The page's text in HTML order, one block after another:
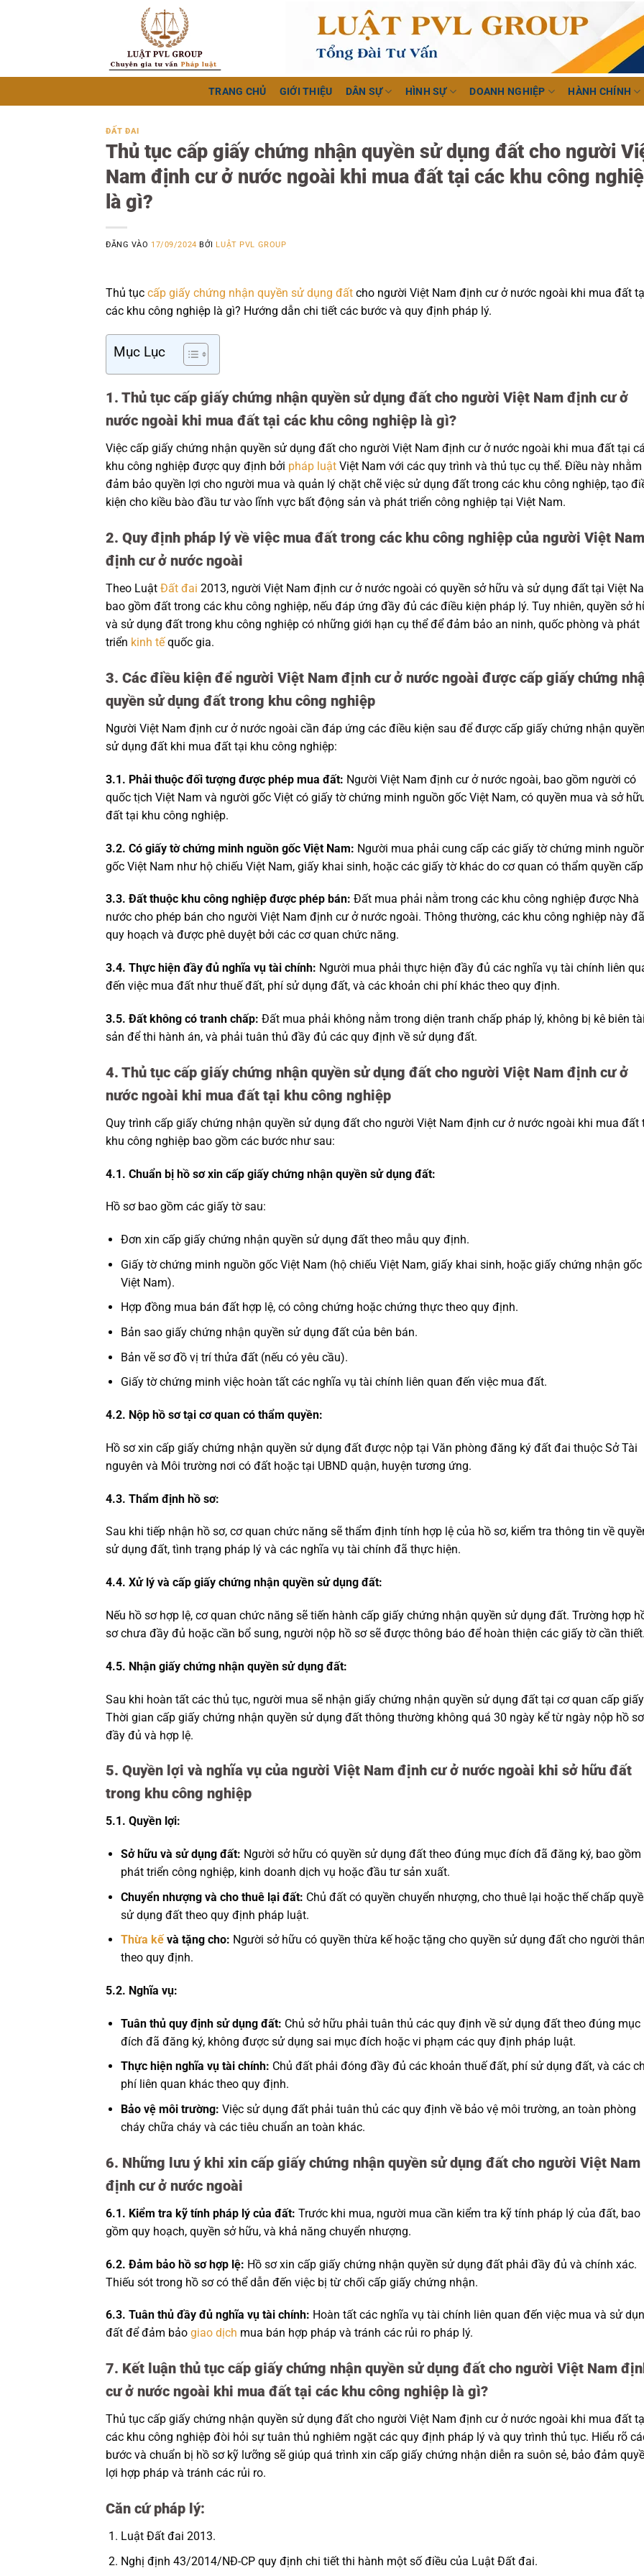
TRANG CHỦ GIỚI THIỆU DÂN SỰ HÌNH SỰ DOANH NGHIỆP HÀNH CHÍNH
ĐẤT ĐAI
Thủ tục cấp giấy chứng nhận quyền sử dụng đất cho người
Nam định cư ở nước ngoài khi mua đất tại các khu công
là gì?
ĐĂNG VÀO 17/09/2024 BỞI LUẬT PVL GROUP
Thủ tục cấp giấy chứng nhận quyền sử dụng đất cho người Việt Nam định cư ở nước ngoài khi mua đất
các khu công nghiệp là gì? Hướng dẫn chi tiết các bước và quy định pháp lý.
Mục Lục
1. Thủ tục cấp giấy chứng nhận quyền sử dụng đất cho người Việt Nam định cư ở
nước ngoài khi mua đất tại các khu công nghiệp là gì?
Việc cấp giấy chứng nhận quyền sử dụng đất cho người Việt Nam định cư ở nước ngoài khi mua đất tại
khu công nghiệp được quy định bởi pháp luật Việt Nam với các quy trình và thủ tục cụ thể. Điều này nhằm
đảm bảo quyền lợi cho người mua và quản lý chặt chẽ việc sử dụng đất trong các khu công nghiệp, tạo
kiện cho kiều bào đầu tư vào lĩnh vực bất động sản và phát triển công nghiệp tại Việt Nam.
2. Quy định pháp lý về việc mua đất trong các khu công nghiệp của người Việt Nam
định cư ở nước ngoài
Theo Luật Đất đai 2013, người Việt Nam định cư ở nước ngoài có quyền sở hữu và sử dụng đất tại Việt
bao gồm đất trong các khu công nghiệp, nếu đáp ứng đầy đủ các điều kiện pháp lý. Tuy nhiên, quyền sở
và sử dụng đất trong khu công nghiệp có những giới hạn cụ thể để đảm bảo an ninh, quốc phòng và phát
triển kinh tếquốc gia.
3. Các điều kiện để người Việt Nam định cư ở nước ngoài được cấp giấy chứng
quyền sử dụng đất trong khu công nghiệp
Người Việt Nam định cư ở nước ngoài cần đáp ứng các điều kiện sau để được cấp giấy chứng nhận quyền
sử dụng đất khi mua đất tại khu công nghiệp:
3.1. Phải thuộc đối tượng được phép mua đất: Người Việt Nam định cư ở nước ngoài, bao gồm người có
quốc tịch Việt Nam và người gốc Việt có giấy tờ chứng minh nguồn gốc Việt Nam, có quyền mua và sở
đất tại khu công nghiệp.
3.2. Có giấy tờ chứng minh nguồn gốc Việt Nam: Người mua phải cung cấp các giấy tờ chứng minh
gốc Việt Nam như hộ chiếu Việt Nam, giấy khai sinh, hoặc các giấy tờ khác do cơ quan có thẩm quyền
3.3. Đất thuộc khu công nghiệp được phép bán: Đất mua phải nằm trong các khu công nghiệp được Nhà
nước cho phép bán cho người Việt Nam định cư ở nước ngoài. Thông thường, các khu công nghiệp này
quy hoạch và được phê duyệt bởi các cơ quan chức năng.
3.4. Thực hiện đầy đủ nghĩa vụ tài chính: Người mua phải thực hiện đầy đủ các nghĩa vụ tài chính liên
đến việc mua đất như thuế đất, phí sử dụng đất, và các khoản chi phí khác theo quy định.
3.5. Đất không có tranh chấp: Đất mua phải không nằm trong diện tranh chấp pháp lý, không bị kê biên tài
sản để thi hành án, và phải tuân thủ đầy đủ các quy định về sử dụng đất.
4. Thủ tục cấp giấy chứng nhận quyền sử dụng đất cho người Việt Nam định cư ở
nước ngoài khi mua đất tại khu công nghiệp
Quy trình cấp giấy chứng nhận quyền sử dụng đất cho người Việt Nam định cư ở nước ngoài khi mua đất
khu công nghiệp bao gồm các bước như sau:
4.1. Chuẩn bị hồ sơ xin cấp giấy chứng nhận quyền sử dụng đất:
Hồ sơ bao gồm các giấy tờ sau:
Đơn xin cấp giấy chứng nhận quyền sử dụng đất theo mẫu quy định.
Giấy tờ chứng minh nguồn gốc Việt Nam (hộ chiếu Việt Nam, giấy khai sinh, hoặc giấy chứng nhận gốc
Việt Nam).
Hợp đồng mua bán đất hợp lệ, có công chứng hoặc chứng thực theo quy định.
Bản sao giấy chứng nhận quyền sử dụng đất của bên bán.
Bản vẽ sơ đồ vị trí thửa đất (nếu có yêu cầu).
Giấy tờ chứng minh việc hoàn tất các nghĩa vụ tài chính liên quan đến việc mua đất.
4.2. Nộp hồ sơ tại cơ quan có thẩm quyền:
Hồ sơ xin cấp giấy chứng nhận quyền sử dụng đất được nộp tại Văn phòng đăng ký đất đai thuộc Sở Tài
nguyên và Môi trường nơi có đất hoặc tại UBND quận, huyện tương ứng.
4.3. Thẩm định hồ sơ:
Sau khi tiếp nhận hồ sơ, cơ quan chức năng sẽ thẩm định tính hợp lệ của hồ sơ, kiểm tra thông tin về
sử dụng đất, tình trạng pháp lý và các nghĩa vụ tài chính đã thực hiện.
4.4. Xử lý và cấp giấy chứng nhận quyền sử dụng đất:
Nếu hồ sơ hợp lệ, cơ quan chức năng sẽ tiến hành cấp giấy chứng nhận quyền sử dụng đất. Trường hợp
sơ chưa đầy đủ hoặc cần bổ sung, người nộp hồ sơ sẽ được thông báo để hoàn thiện các giấy tờ cần thiết.
4.5. Nhận giấy chứng nhận quyền sử dụng đất:
Sau khi hoàn tất các thủ tục, người mua sẽ nhận giấy chứng nhận quyền sử dụng đất tại cơ quan cấp
Thời gian cấp giấy chứng nhận quyền sử dụng đất thông thường không quá 30 ngày kể từ ngày nộp hồ sơ
đầy đủ và hợp lệ.
5. Quyền lợi và nghĩa vụ của người Việt Nam định cư ở nước ngoài khi sở hữu đất
trong khu công nghiệp
5.1. Quyền lợi:
Sở hữu và sử dụng đất: Người sở hữu có quyền sử dụng đất theo đúng mục đích đã đăng ký, bao gồm
phát triển công nghiệp, kinh doanh dịch vụ hoặc đầu tư sản xuất.
Chuyển nhượng và cho thuê lại đất: Chủ đất có quyền chuyển nhượng, cho thuê lại hoặc thế chấp
sử dụng đất theo quy định pháp luật.
Thừa kếvà tặng cho: Người sở hữu có quyền thừa kế hoặc tặng cho quyền sử dụng đất cho người thân
theo quy định.
5.2. Nghĩa vụ:
Tuân thủ quy định sử dụng đất: Chủ sở hữu phải tuân thủ các quy định về sử dụng đất theo đúng mục
đích đã đăng ký, không được sử dụng sai mục đích hoặc vi phạm các quy định pháp luật.
Thực hiện nghĩa vụ tài chính: Chủ đất phải đóng đầy đủ các khoản thuế đất, phí sử dụng đất, và các
phí liên quan khác theo quy định.
Bảo vệ môi trường: Việc sử dụng đất phải tuân thủ các quy định về bảo vệ môi trường, an toàn phòng
cháy chữa cháy và các tiêu chuẩn an toàn khác.
6. Những lưu ý khi xin cấp giấy chứng nhận quyền sử dụng đất cho người Việt Nam
định cư ở nước ngoài
6.1. Kiểm tra kỹ tính pháp lý của đất: Trước khi mua, người mua cần kiểm tra kỹ tính pháp lý của đất, bao
gồm quy hoạch, quyền sở hữu, và khả năng chuyển nhượng.
6.2. Đảm bảo hồ sơ hợp lệ: Hồ sơ xin cấp giấy chứng nhận quyền sử dụng đất phải đầy đủ và chính xác.
Thiếu sót trong hồ sơ có thể dẫn đến việc bị từ chối cấp giấy chứng nhận.
6.3. Tuân thủ đầy đủ nghĩa vụ tài chính: Hoàn tất các nghĩa vụ tài chính liên quan đến việc mua và sử
đất để đảm bảo giao dịch mua bán hợp pháp và tránh các rủi ro pháp lý.
7. Kết luận thủ tục cấp giấy chứng nhận quyền sử dụng đất cho người Việt Nam
cư ở nước ngoài khi mua đất tại các khu công nghiệp là gì?
Thủ tục cấp giấy chứng nhận quyền sử dụng đất cho người Việt Nam định cư ở nước ngoài khi mua đất
các khu công nghiệp đòi hỏi sự tuân thủ nghiêm ngặt các quy định pháp lý và quy trình thủ tục. Hiểu rõ
bước và chuẩn bị hồ sơ kỹ lưỡng sẽ giúp quá trình xin cấp giấy chứng nhận diễn ra suôn sẻ, bảo đảm
lợi hợp pháp và tránh các rủi ro.
Căn cứ pháp lý:
Luật Đất đai 2013.
Nghị định 43/2014/NĐ-CP quy định chi tiết thi hành một số điều của Luật Đất đai.